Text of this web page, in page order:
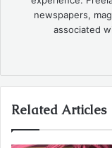
newspapers,
associated
Related Articles